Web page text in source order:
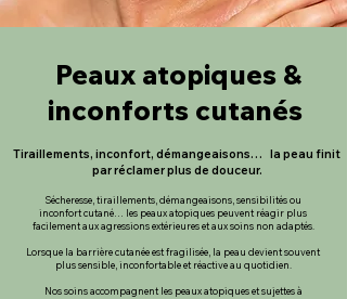
Peaux atopiques &
inconforts cutanés
Tiraillements, inconfort, démangeaisons… la peau finit
par réclamer plus de douceur.
Sécheresse, tiraillements, démangeaisons, sensibilités ou
inconfort cutané… les peaux atopiques peuvent réagir plus
facilement aux agressions extérieures et aux soins non adaptés.
Lorsque la barrière cutanée est fragilisée, la peau devient souvent
plus sensible, inconfortable et réactive au quotidien.
Nos soins accompagnent les peaux atopiques et sujettes à